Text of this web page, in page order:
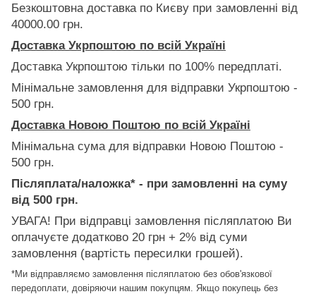
Безкоштовна доставка по Києву при замовленні від
40000.00 грн.
Доставка Укрпоштою по всій Україні
Доставка Укрпоштою тільки по 100% передплаті.
Мінімальне замовлення для відправки Укрпоштою -
500 грн.
Доставка Новою Поштою по всій Україні
Мінімальна сума для відправки Новою Поштою -
500 грн.
Післяплата/наложка* - при замовленні на суму
від 500 грн.
УВАГА! При відправці замовлення післяплатою Ви
оплачуєте додатково 20 грн + 2% від суми
замовлення (вартість пересилки грошей).
*Ми відправляємо замовлення післяплатою без обов'язкової
передоплати, довіряючи нашим покупцям. Якщо покупець без